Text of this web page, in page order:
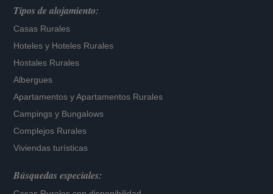
Tipos de alojamiento:
Casas Rurales
Hoteles y Hoteles Rurales
Hostales Rurales
Albergues
Apartamentos yApartamentos Rurales
Campings y Bungalows
Complejos Rurales
Viviendas turísticas
Búsquedas especiales: